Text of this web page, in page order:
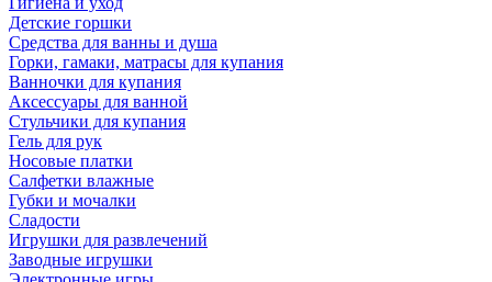
Детские горшки
Средства для ванны и душа
Горки, гамаки, матрасы для купания
Ванночки для купания
Аксессуары для ванной
Стульчики для купания
Гель для рук
Носовые платки
Салфетки влажные
Губки и мочалки
Сладости
Игрушки для развлечений
Заводные игрушки